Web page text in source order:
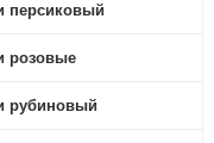
персиковый
розовые
рубиновый